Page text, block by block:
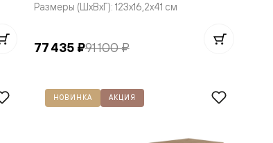
Размеры (ШxВxГ): 123x16,2x41 см
77 435 ₽91 100 ₽
НОВИНКА АКЦИЯ